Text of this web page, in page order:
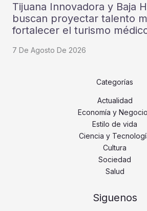
Tijuana Innovadora y Baja
buscan proyectar talento
fortalecer el turismo
7 De Agosto De 2026
Categorías
Actualidad
Economía y
Estilo de vida
Ciencia y
Cultura
Sociedad
Salud
Siguenos